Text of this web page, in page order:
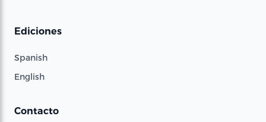
Ediciones
Spanish
English
Contacto